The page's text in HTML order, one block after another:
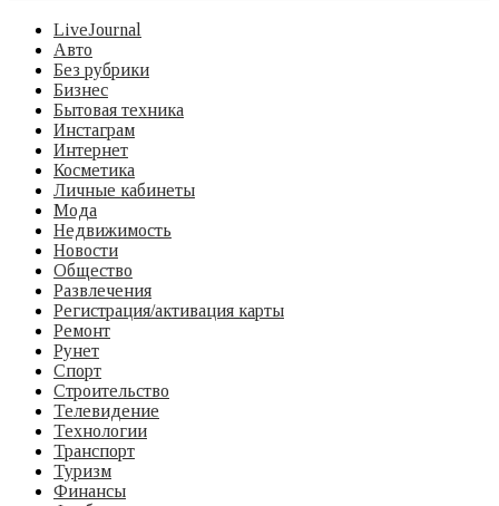
LiveJournal
Авто
Без рубрики
Бизнес
Бытовая техника
Инстаграм
Интернет
Косметика
Личные кабинеты
Мода
Недвижимость
Новости
Общество
Развлечения
Регистрация/активация карты
Ремонт
Рунет
Спорт
Строительство
Телевидение
Технологии
Транспорт
Туризм
Финансы